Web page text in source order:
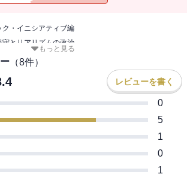
之進 大阪大学大学院 法学研究科 教授
融政策決定の軌跡』中公新書 (2014)
史郎 東京大学 法学政治学研究科 教授
実像―』中公新書（2017年）
ク・イニシアティブ編
とリアリズムの政治
もっと見る
（8件）
レビューを書く
0
5
1
0
1